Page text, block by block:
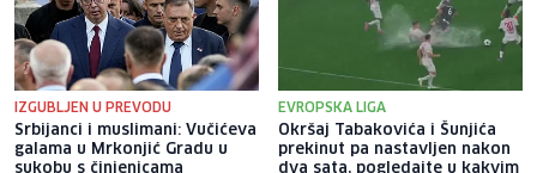
IZGUBLJEN U PREVODU
Srbijanci i muslimani: Vučićeva
galama u Mrkonjić Gradu u
sukobu s činjenicama
EVROPSKA LIGA
Okršaj Tabakovića i Šunjića
prekinut pa nastavljen nakon
dva sata, pogledajte u kakvim